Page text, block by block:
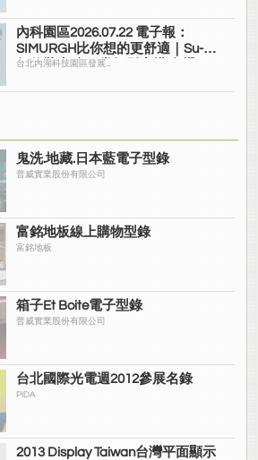
內科園區2026.07.22 電子報：
SIMURGH比你想的更舒適｜Su-Si
舒仕裝 都會日常輕鬆穿搭 免燙可
台北內湖科技園區發展...
鬼洗.地藏.日本藍電子型錄
普威實業股份有限公司
富銘地板線上購物型錄
富銘地板
箱子Et Boite電子型錄
普威實業股份有限公司
台北國際光電週2012參展名錄
PIDA
2013 Display Taiwan台灣平面顯示